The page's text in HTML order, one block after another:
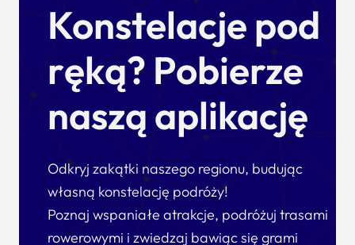
Konstelacje pod
ręką? Pobierze
naszą aplikację
Odkryj zakątki naszego regionu, budując
własną konstelację podróży!
Poznaj wspaniałe atrakcje, podróżuj trasami
rowerowymi i zwiedzaj bawiąc się grami